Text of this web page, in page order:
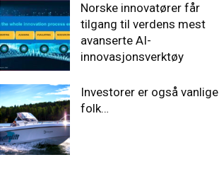
Norske innovatører får
tilgang til verdens mest
avanserte AI-
innovasjonsverktøy
Investorer er også vanlige
folk…